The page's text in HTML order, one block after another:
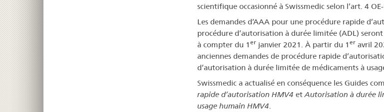
scientifique occasionné à Swissmedic selon l’art. 4
Les demandes d’AAA pour une procédure rapide
procédure d’autorisation à durée limitée (ADL)
à compter du 1 erjanvier 2021. À partir du 1 eravril
anciennes demandes de procédure rapide
d’autorisation à durée limitée de médicaments à
Swissmedic a actualisé en conséquence les Guides
rapide d’autorisation HMV4 et Autorisation à durée
usage humain HMV4